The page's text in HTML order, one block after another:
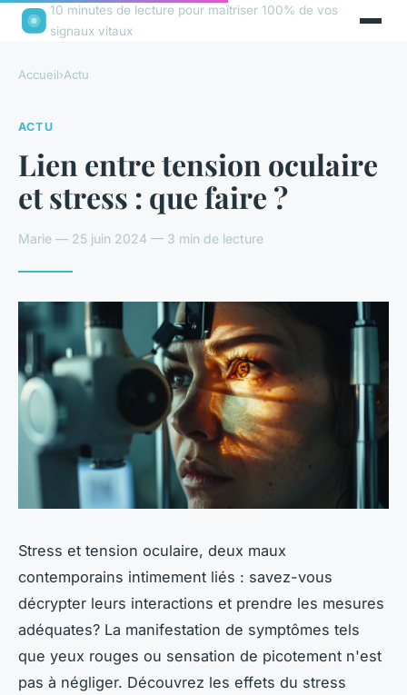
10 minutes de lecture pour maîtriser 100% de vos
signaux vitaux
Accueil›Actu
ACTU
Lien entre tension oculaire
et stress : que faire ?
Marie — 25 juin 2024 — 3 min de lecture
Stress et tension oculaire, deux maux
contemporains intimement liés : savez-vous
décrypter leurs interactions et prendre les mesures
adéquates? La manifestation de symptômes tels
que yeux rouges ou sensation de picotement n'est
pas à négliger. Découvrez les effets du stress